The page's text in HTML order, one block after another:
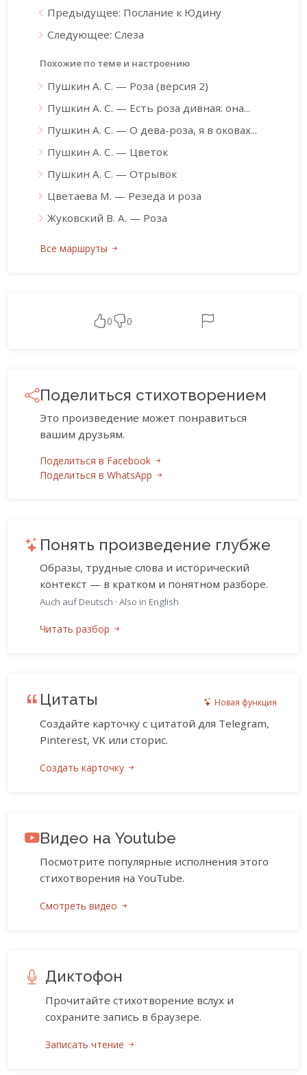
Предыдущее: Послание к Юдину
Следующее: Слеза
Похожие по теме и настроению
Пушкин А. С. — Роза (версия 2)
Пушкин А. С. — Есть роза дивная: она...
Пушкин А. С. — О дева-роза, я в оковах...
Пушкин А. С. — Цветок
Пушкин А. С. — Отрывок
Цветаева М. — Резеда и роза
Жуковский В. А. — Роза
Все маршруты
0 0
Поделиться стихотворением
Это произведение может понравиться
вашим друзьям.
Поделиться в Facebook
Поделиться в WhatsApp
Понять произведение глубже
Образы, трудные слова и исторический
контекст — в кратком и понятном разборе.
Auch auf Deutsch · Also in English
Читать разбор
Цитаты Новая функция
Создайте карточку с цитатой для Telegram,
Pinterest, VK или сторис.
Создать карточку
Видео на Youtube
Посмотрите популярные исполнения этого
стихотворения на YouTube.
Смотреть видео
Диктофон
Прочитайте стихотворение вслух и
сохраните запись в браузере.
Записать чтение